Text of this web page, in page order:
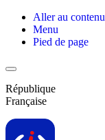
Aller au contenu
Menu
Pied de page
République
Française